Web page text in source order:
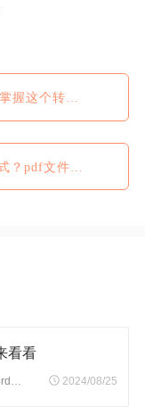
看看
PDF转Word怎么转 2024/08/25